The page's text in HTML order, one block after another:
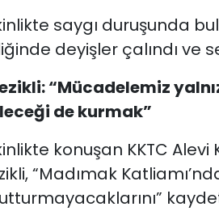
saygı duruşunda
deyişler çalındı ve
“Mücadelemiz
de kurmak”
konuşan KKTC
“Madımak